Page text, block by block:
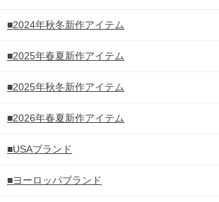
■2024年秋冬新作アイテム
■2025年春夏新作アイテム
■2025年秋冬新作アイテム
■2026年春夏新作アイテム
■USAブランド
■ヨーロッパブランド